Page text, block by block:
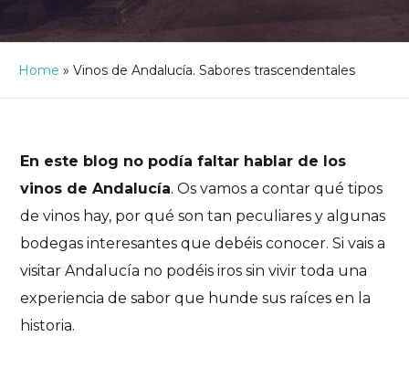
Home » Vinos de Andalucía. Sabores trascendentales
En este blog no podía faltar hablar de los
vinos de Andalucía. Os vamos a contar qué tipos
de vinos hay, por qué son tan peculiares y algunas
bodegas interesantes que debéis conocer. Si vais a
visitar Andalucía no podéis iros sin vivir toda una
experiencia de sabor que hunde sus raíces en la
historia.